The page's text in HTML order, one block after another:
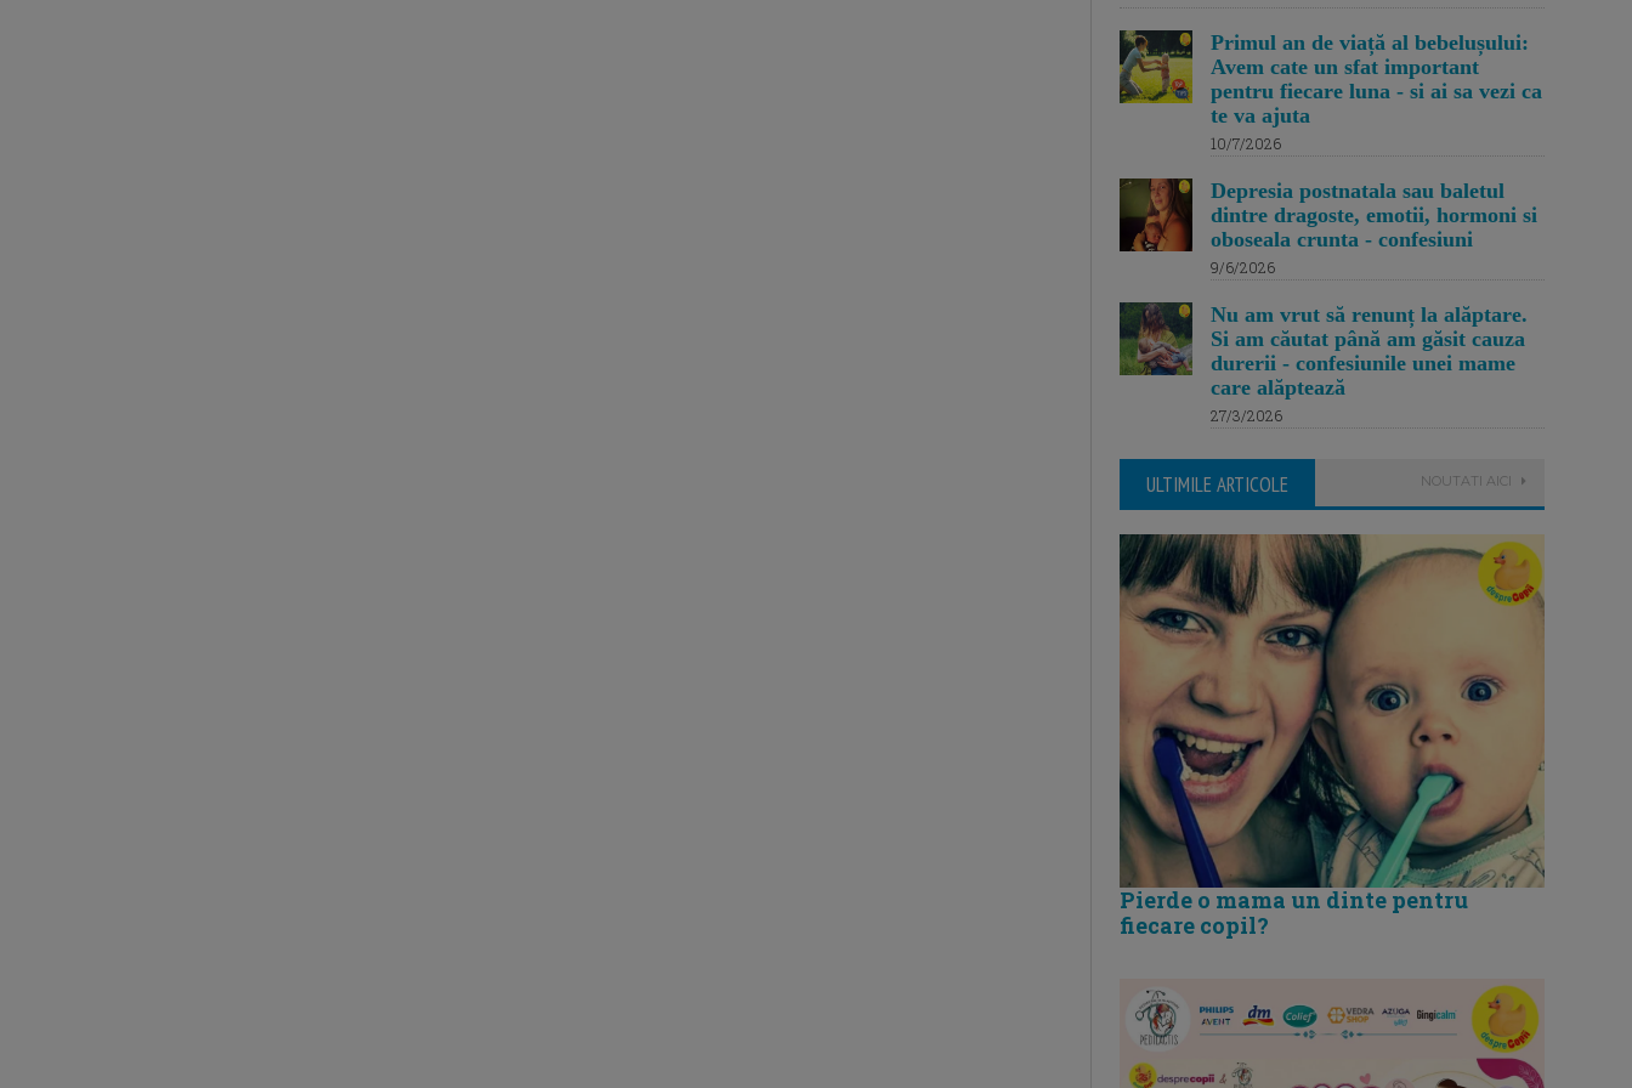
Primul an de viață al bebelușului:
Avem cate un sfat important
pentru fiecare luna - si ai sa vezi ca
te va ajuta
10/7/2026
Depresia postnatala sau baletul
dintre dragoste, emotii, hormoni si
oboseala crunta - confesiuni
9/6/2026
Nu am vrut să renunț la alăptare.
Si am căutat până am găsit cauza
durerii - confesiunile unei mame
care alăptează
27/3/2026
ULTIMILE ARTICOLE NOUTATI AICI
Pierde o mama un dinte pentru
fiecare copil?